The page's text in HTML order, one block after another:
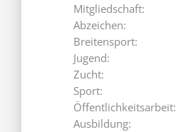
Mitgliedschaft:
Abzeichen:
Breitensport:
Jugend:
Zucht:
Sport:
Öffentlichkeitsarbeit:
Ausbildung: